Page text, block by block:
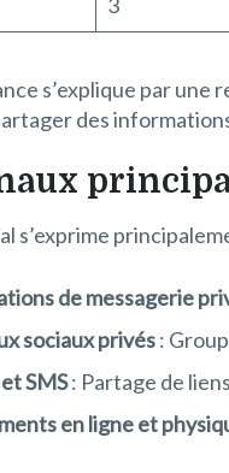
s’explique par
des
s’exprime
de messagerie
sociaux privés:
SMS: Partage de
en ligne et